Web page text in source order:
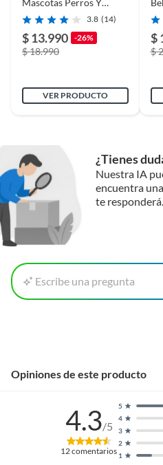
Mascotas Perros Y
Gatos Talla L 70x50cm
3.8 (14)
$ 13.990 -26%
$ 18.990
VER PRODUCTO
$
$
¿Tienes
Nuestra IA
encuentra
te responderá.
Escribe una pregunta
Opiniones de este producto
4.3/5
12comentarios 1
2
3
4
5